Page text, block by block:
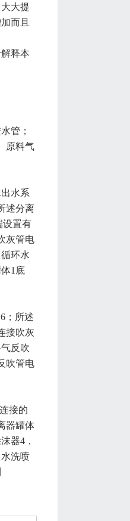
大提
而且
释本
管；
原料气
水系
述分离
设置有
灰管电
环水
1底
；所述
接吹灰
反吹
吹管电
接的
器罐体
器4，
洗喷